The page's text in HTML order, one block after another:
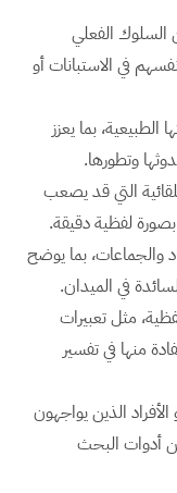
السلوك الفعلي
في الاستبانات أو
بما يعزز
وتطورها.
التي قد يصعب
بصورة لفظية دقيقة.
والجماعات، بما يوضح
في الميدان.
مثل تعبيرات
منها في تفسير
الذين يواجهون
أدوات البحث